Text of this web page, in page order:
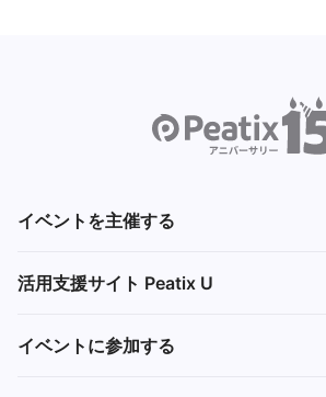
イベントを主催する
活用支援サイト Peatix U
イベントに参加する